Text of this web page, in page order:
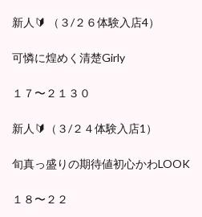
新人🔰 （３/２６体験入店4）
可憐に煌めく清楚Girly
１７〜２１３０
新人🔰（３/２４体験入店1）
旬真っ盛りの期待値初心かわLOOK
１８〜２２